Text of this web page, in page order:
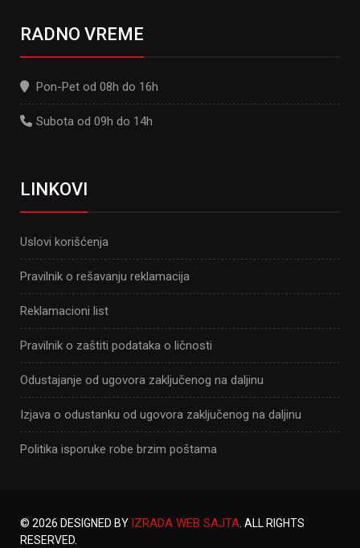
RADNO VREME
Pon-Pet od 08h do 16h
Subota od 09h do 14h
LINKOVI
Uslovi korišćenja
Pravilnik o rešavanju reklamacija
Reklamacioni list
Pravilnik o zaštiti podataka o ličnosti
Odustajanje od ugovora zaključenog na daljinu
Izjava o odustanku od ugovora zaključenog na daljinu
Politika isporuke robe brzim poštama
© 2026 DESIGNED BY IZRADA WEB SAJTA . ALL RIGHTS
RESERVED.